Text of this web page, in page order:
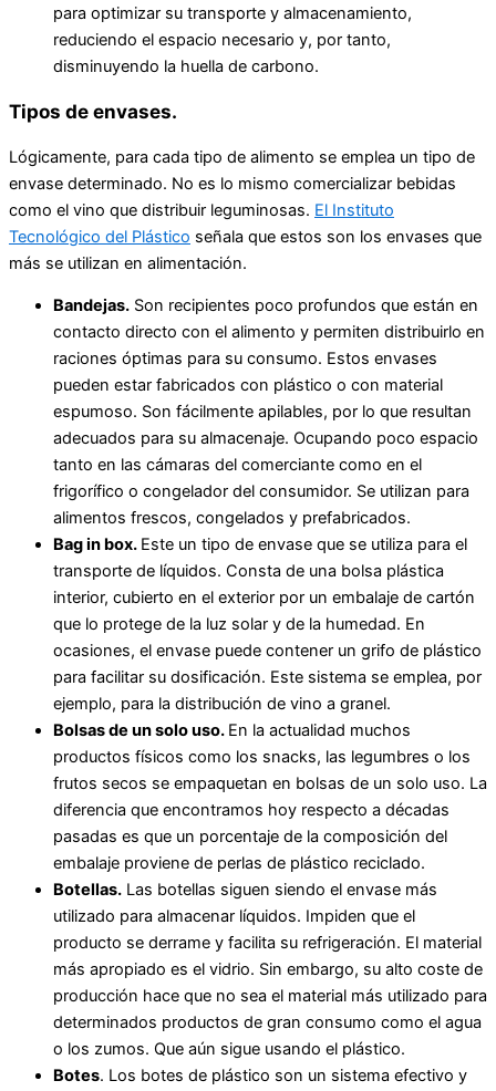
para optimizar su transporte y almacenamiento,
reduciendo el espacio necesario y, por tanto,
disminuyendo la huella de carbono.
Tipos de envases.
Lógicamente, para cada tipo de alimento se emplea un tipo de
envase determinado. No es lo mismo comercializar bebidas
como el vino que distribuir leguminosas. El Instituto
Tecnológico del Plástico señala que estos son los envases que
más se utilizan en alimentación.
Bandejas. Son recipientes poco profundos que están en
contacto directo con el alimento y permiten distribuirlo en
raciones óptimas para su consumo. Estos envases
pueden estar fabricados con plástico o con material
espumoso. Son fácilmente apilables, por lo que resultan
adecuados para su almacenaje. Ocupando poco espacio
tanto en las cámaras del comerciante como en el
frigorífico o congelador del consumidor. Se utilizan para
alimentos frescos, congelados y prefabricados.
Bag in box. Este un tipo de envase que se utiliza para el
transporte de líquidos. Consta de una bolsa plástica
interior, cubierto en el exterior por un embalaje de cartón
que lo protege de la luz solar y de la humedad. En
ocasiones, el envase puede contener un grifo de plástico
para facilitar su dosificación. Este sistema se emplea, por
ejemplo, para la distribución de vino a granel.
Bolsas de un solo uso. En la actualidad muchos
productos físicos como los snacks, las legumbres o los
frutos secos se empaquetan en bolsas de un solo uso. La
diferencia que encontramos hoy respecto a décadas
pasadas es que un porcentaje de la composición del
embalaje proviene de perlas de plástico reciclado.
Botellas. Las botellas siguen siendo el envase más
utilizado para almacenar líquidos. Impiden que el
producto se derrame y facilita su refrigeración. El material
más apropiado es el vidrio. Sin embargo, su alto coste de
producción hace que no sea el material más utilizado para
determinados productos de gran consumo como el agua
o los zumos. Que aún sigue usando el plástico.
Botes. Los botes de plástico son un sistema efectivo y